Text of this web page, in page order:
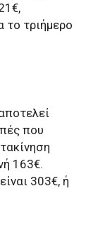
το τριήμερο
που
163€.
303€, ή